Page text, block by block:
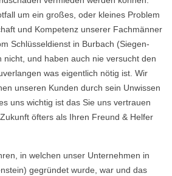
um ein großes, oder kleines Problem
und Kompetenz unserer Fachmänner
Schlüsseldienst in Burbach (Siegen-
nicht, und haben auch nie versucht den
was eigentlich nötig ist. Wir
unseren Kunden durch sein Unwissen
uns wichtig ist das Sie uns vertrauen
öfters als Ihren Freund & Helfer
in welchen unser Unternehmen in
gegründet wurde, war und das